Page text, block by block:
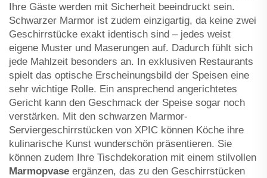
Ihre Gäste werden mit Sicherheit beeindruckt sein.
Schwarzer Marmor ist zudem einzigartig, da keine zwei
Geschirrstücke exakt identisch sind – jedes weist
eigene Muster und Maserungen auf. Dadurch fühlt sich
jede Mahlzeit besonders an. In exklusiven Restaurants
spielt das optische Erscheinungsbild der Speisen eine
sehr wichtige Rolle. Ein ansprechend angerichtetes
Gericht kann den Geschmack der Speise sogar noch
verstärken. Mit den schwarzen Marmor-
Serviergeschirrstücken von XPIC können Köche ihre
kulinarische Kunst wunderschön präsentieren. Sie
können zudem Ihre Tischdekoration mit einem stilvollen
Marmорvase ergänzen, das zu den Geschirrstücken